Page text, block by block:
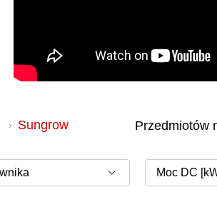
Sungrow
Moc DC